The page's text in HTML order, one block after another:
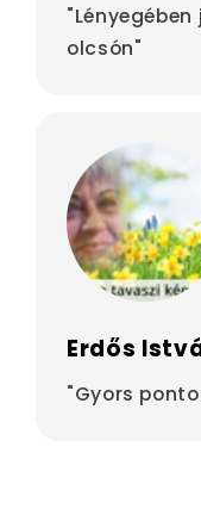
olcsón"
Erdős
"Gyors